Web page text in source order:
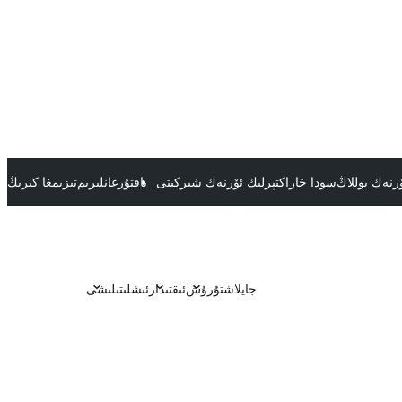
يوللاڭسودا خاراكتېرلىك ئۆرنەك شىركىتى ياقتۇرغانلىرىمتىزىمغا كىرىڭ
جايلاشتۇرۇشئىقتىدار ئىشلىتىلىشى